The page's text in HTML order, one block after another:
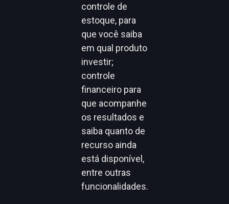
controle de
estoque, para
que você saiba
em qual produto
investir;
controle
financeiro para
que acompanhe
os resultados e
saiba quanto de
recurso ainda
está disponível,
entre outras
funcionalidades.